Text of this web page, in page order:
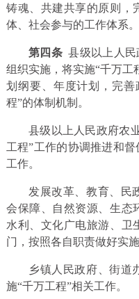
铸魂、共建共享的原则，
体、社会参与的工作体系。
第四条 县级以上人民
组织实施，将实施“千万工
划纲要、年度计划，完
程”的体制机制。
县级以上人民政府农
工程”工作的协调推进和
工作。
发展改革、教育、民
会保障、自然资源、生态
水利、文化广电旅游、卫
门，按照各自职责做好实
乡镇人民政府、街道
施“千万工程”相关工作。